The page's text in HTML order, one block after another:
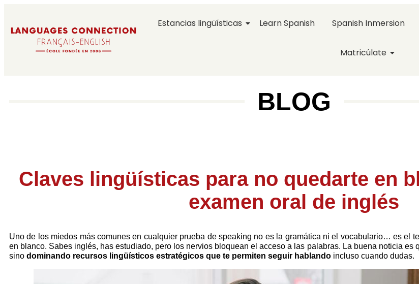
Estancias lingüísticas Learn Spanish Spanish Inmersion
Matricúlate
BLOG
Claves lingüísticas para no quedarte en
examen oral de inglés
Uno de los miedos más comunes en cualquier prueba de speaking no es la gramática ni el vocabulario… es el
en blanco. Sabes inglés, has estudiado, pero los nervios bloquean el acceso a las palabras. La buena noticia es
sino dominando recursos lingüísticos estratégicos que te permiten seguir hablando incluso cuando dudas.